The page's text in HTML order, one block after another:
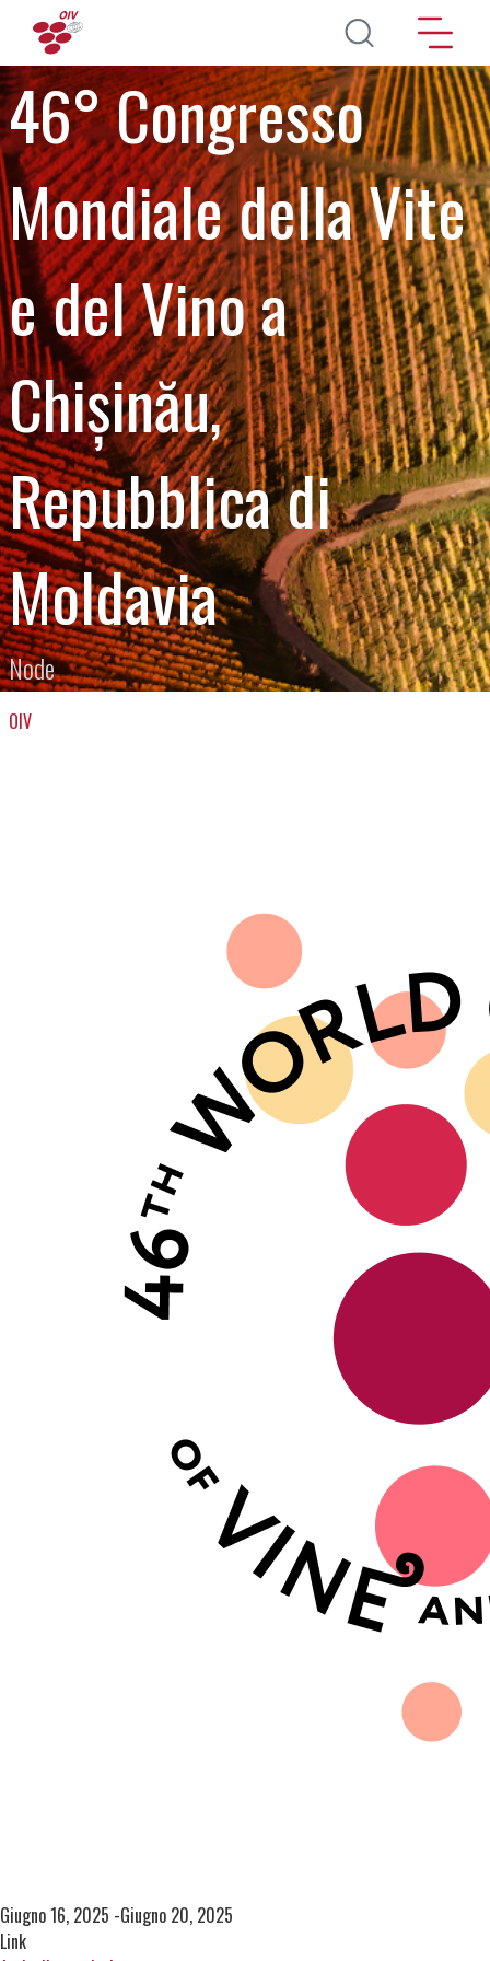
Salta al contenuto principale
46° Congresso
Mondiale della Vite
e del Vino a
Chișinău,
Repubblica di
Moldavia
Node
OIV
Giugno 16, 2025 -Giugno 20, 2025
Link